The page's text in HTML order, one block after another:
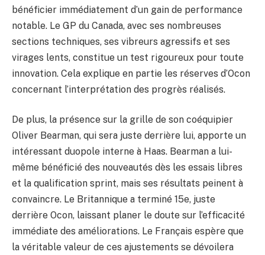
bénéficier immédiatement d’un gain de performance
notable. Le GP du Canada, avec ses nombreuses
sections techniques, ses vibreurs agressifs et ses
virages lents, constitue un test rigoureux pour toute
innovation. Cela explique en partie les réserves d’Ocon
concernant l’interprétation des progrès réalisés.
De plus, la présence sur la grille de son coéquipier
Oliver Bearman, qui sera juste derrière lui, apporte un
intéressant duopole interne à Haas. Bearman a lui-
même bénéficié des nouveautés dès les essais libres
et la qualification sprint, mais ses résultats peinent à
convaincre. Le Britannique a terminé 15e, juste
derrière Ocon, laissant planer le doute sur l’efficacité
immédiate des améliorations. Le Français espère que
la véritable valeur de ces ajustements se dévoilera